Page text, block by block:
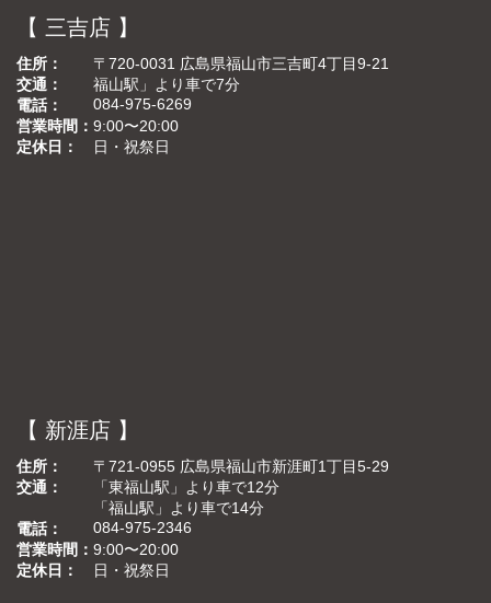
【 三吉店 】
住所
〒720-0031 広島県福山市三吉町4丁目9-21
交通
福山駅」より車で7分
電話
084-975-6269
営業時間
9:00〜20:00
定休日
日・祝祭日
【 新涯店 】
住所
〒721-0955 広島県福山市新涯町1丁目5-29
交通
「東福山駅」より車で12分
「福山駅」より車で14分
電話
084-975-2346
営業時間
9:00〜20:00
定休日
日・祝祭日